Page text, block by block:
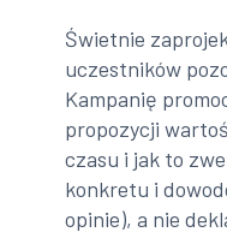
Świetnie
uczestników
Kampanię
propozycji
czasu i jak to
konkretu i
opinie), a nie